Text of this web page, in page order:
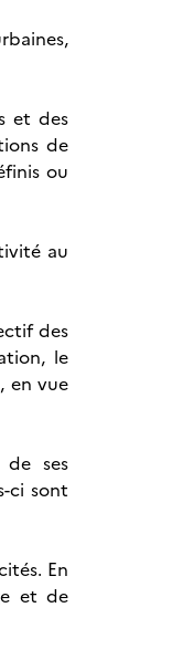
et des
de
ou
au
des
le
en vue
ses
ci sont
En
et de